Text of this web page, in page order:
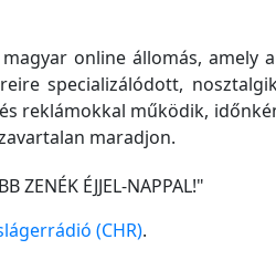
online állomás, amely
specializálódott,
reklámokkal működik,
maradjon.
ZENÉK ÉJJEL-NAPPAL!"
(CHR).